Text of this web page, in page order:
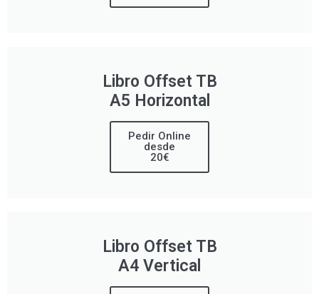
Libro Offset TB
A5 Horizontal
Pedir Online
desde
20€
Libro Offset TB
A4 Vertical